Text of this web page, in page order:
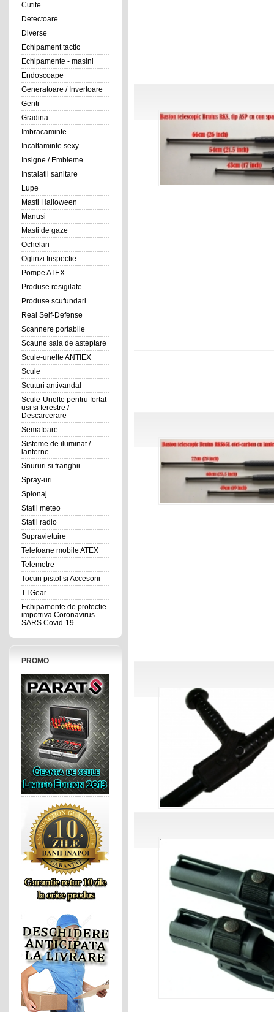
Cutite
Detectoare
Diverse
Echipament tactic
Echipamente - masini
Endoscoape
Generatoare / Invertoare
Genti
Gradina
Imbracaminte
Incaltaminte sexy
Insigne / Embleme
Instalatii sanitare
Lupe
Masti Halloween
Manusi
Masti de gaze
Ochelari
Oglinzi Inspectie
Pompe ATEX
Produse resigilate
Produse scufundari
Real Self-Defense
Scannere portabile
Scaune sala de asteptare
Scule-unelte ANTIEX
Scule
Scuturi antivandal
Scule-Unelte pentru fortat
usi si ferestre /
Descarcerare
Semafoare
Sisteme de iluminat /
lanterne
Snururi si franghii
Spray-uri
Spionaj
Statii meteo
Statii radio
Supravietuire
Telefoane mobile ATEX
Telemetre
Tocuri pistol si Accesorii
TTGear
Echipamente de protectie
impotriva Coronavirus
SARS Covid-19
PROMO